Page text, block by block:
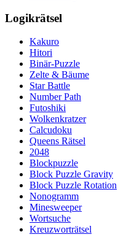
Logikrätsel
Kakuro
Hitori
Binär-Puzzle
Zelte & Bäume
Star Battle
Number Path
Futoshiki
Wolkenkratzer
Calcudoku
Queens Rätsel
2048
Blockpuzzle
Block Puzzle Gravity
Block Puzzle Rotation
Nonogramm
Minesweeper
Wortsuche
Kreuzworträtsel